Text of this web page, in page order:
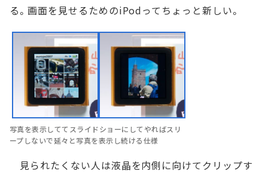
る。画面を見せるためのiPodってちょっと新しい。
写真を表示しててスライドショーにしてやればスリ
ープしないで延々と写真を表示し続ける仕様
見られたくない人は液晶を内側に向けてクリップす